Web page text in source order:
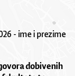
- ime i prezime
dobivenih